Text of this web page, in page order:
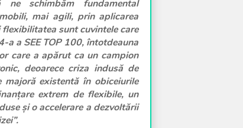
ne schimbăm fundamental
mai agili, prin aplicarea
sunt cuvintele care
a SEE TOP 100, întotdeauna
care a apărut ca un campion
deoarece criza indusă de
majoră existentă în obiceiurile
extrem de flexibile, un
și o accelerare a dezvoltării